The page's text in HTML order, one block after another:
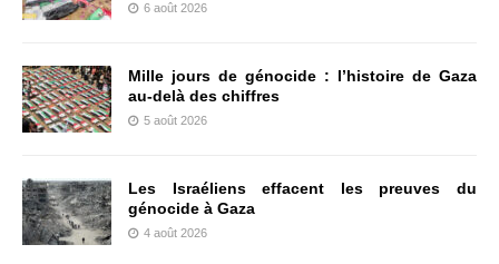
6 août 2026
Mille jours de génocide : l’histoire de Gaza
au-delà des chiffres
5 août 2026
Les Israéliens effacent les preuves du
génocide à Gaza
4 août 2026